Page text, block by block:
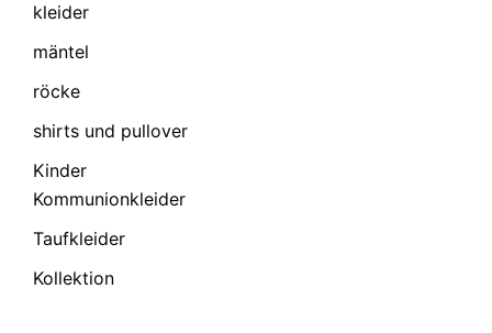
kleider
mäntel
röcke
shirts und pullover
Kinder
Kommunionkleider
Taufkleider
Kollektion